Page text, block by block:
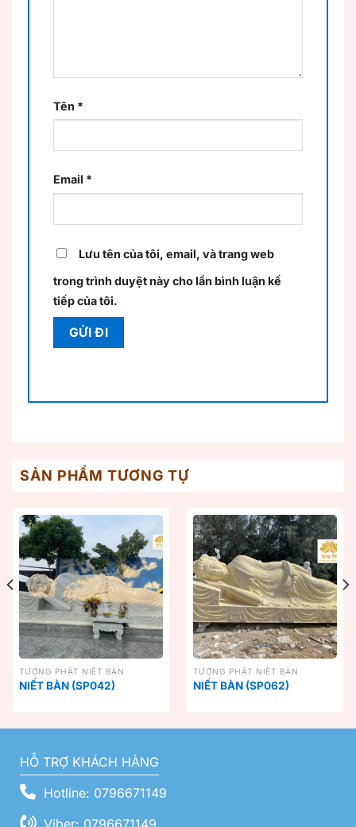
Tên *
Email *
Lưu tên của tôi, email, và trang web
trong trình duyệt này cho lần bình luận kế
tiếp của tôi.
SẢN PHẨM TƯƠNG TỰ
TƯỢNG PHẬT NIẾT BÀN
NIẾT BÀN (SP042)
TƯỢNG PHẬT NIẾT BÀN
NIẾT BÀN (SP062)
HỖ TRỢ KHÁCH HÀNG
Hotline: 0796671149
Viber: 0796671149